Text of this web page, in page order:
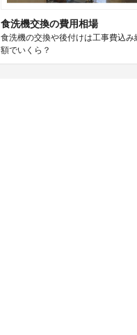
食洗機交換の費用相場
食洗機の交換や後付けは工事費込み
額でいくら？